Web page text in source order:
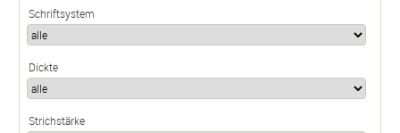
Schriftsystem
Dickte
Strichstärke